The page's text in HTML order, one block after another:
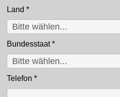
Land *
Bundesstaat*
Telefon *